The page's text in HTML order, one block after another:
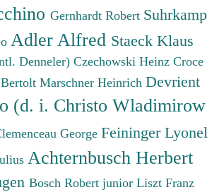
Gernhardt Robert Suhrkamp
Adler Alfred Staeck Klaus
Denneler) Czechowski Heinz Croce
Marschner Heinrich Devrient
(d. i. Christo Wladimirow
George Feininger Lyonel
Achternbusch Herbert
Bosch Robert junior Liszt Franz